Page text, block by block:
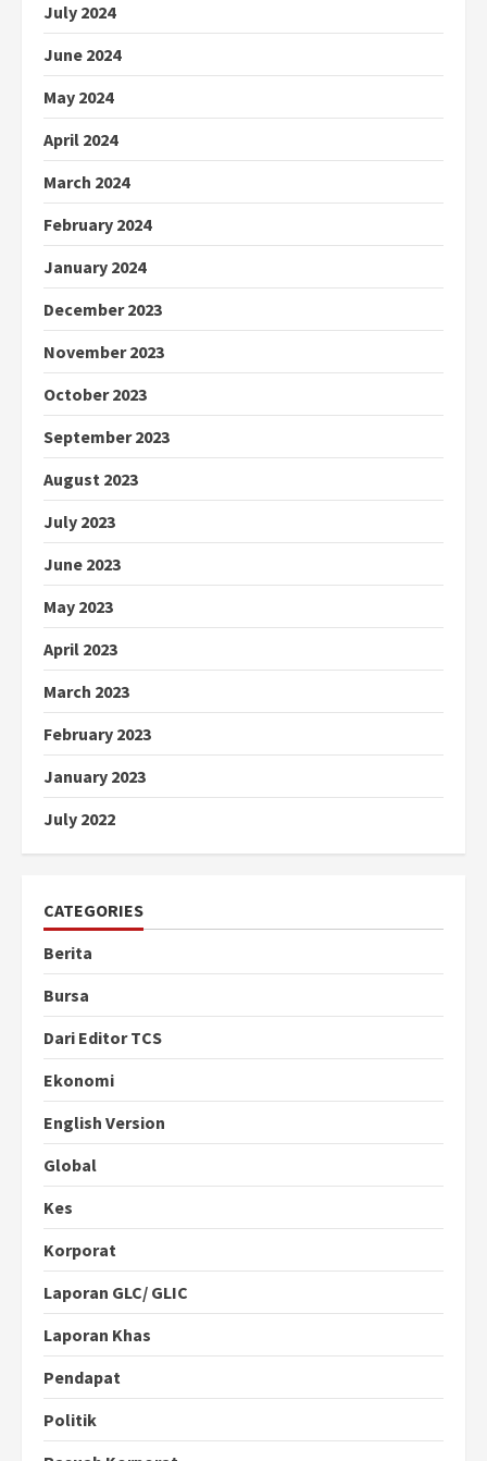
July 2024
June 2024
May 2024
April 2024
March 2024
February 2024
January 2024
December 2023
November 2023
October 2023
September 2023
August 2023
July 2023
June 2023
May 2023
April 2023
March 2023
February 2023
January 2023
July 2022
CATEGORIES
Berita
Bursa
Dari Editor TCS
Ekonomi
English Version
Global
Kes
Korporat
Laporan GLC/ GLIC
Laporan Khas
Pendapat
Politik